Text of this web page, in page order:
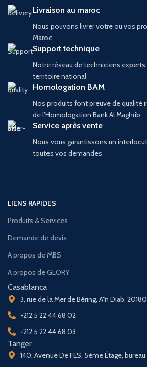
Livraison au maroc
Nous pouvons livrer votre ou vos
Maroc
Support technique
Notre réseau de techniciens experts
territoire national
Homologation BAM
Nos produits font preuve de qualité
de l’Homologation Bank Al Maghrib
Service après vente
Nous vous garantissons un
toutes vos demandes
LIENS RAPIDES
Produits & Services
Demande de devis
A propos de MBS
A propos de GLORY
Casablanca
3, rue de la Mer de Béring, Aïn Diab,
+212 5 22 44 68 02
+212 5 22 44 68 03
Tanger
140, Avenue De FES, 5éme Étage, bureau